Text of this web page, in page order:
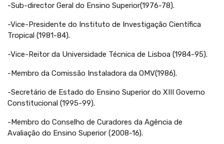
-Sub-director Geral do Ensino Superior(1976-78).
-Vice-Presidente do Instituto de Investigação Científica
Tropical (1981-84).
-Vice-Reitor da Universidade Técnica de Lisboa (1984-95).
-Membro da Comissão Instaladora da OMV(1986).
-Secretário de Estado do Ensino Superior do XIII Governo
Constitucional (1995-99).
-Membro do Conselho de Curadores da Agência de
Avaliação do Ensino Superior (2008-16).